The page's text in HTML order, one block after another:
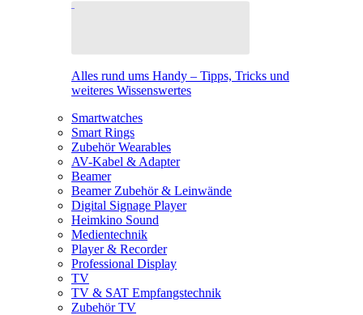
Alles rund ums Handy – Tipps, Tricks und
weiteres Wissenswertes
Smartwatches
Smart Rings
Zubehör Wearables
AV-Kabel & Adapter
Beamer
Beamer Zubehör & Leinwände
Digital Signage Player
Heimkino Sound
Medientechnik
Player & Recorder
Professional Display
TV
TV & SAT Empfangstechnik
Zubehör TV